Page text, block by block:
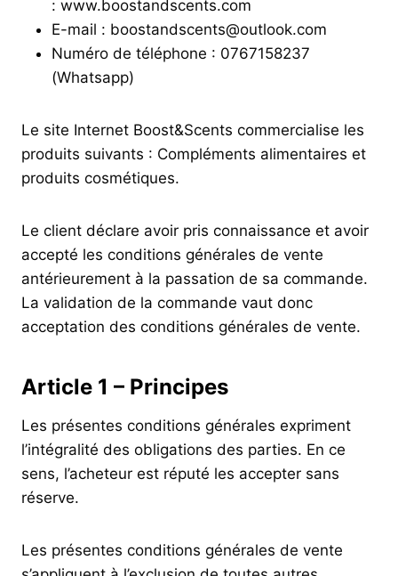
: www.boostandscents.com
E-mail : boostandscents@outlook.com
Numéro de téléphone : 0767158237
(Whatsapp)
Le site Internet Boost&Scents commercialise les
produits suivants : Compléments alimentaires et
produits cosmétiques.
Le client déclare avoir pris connaissance et avoir
accepté les conditions générales de vente
antérieurement à la passation de sa commande.
La validation de la commande vaut donc
acceptation des conditions générales de vente.
Article 1 – Principes
Les présentes conditions générales expriment
l’intégralité des obligations des parties. En ce
sens, l’acheteur est réputé les accepter sans
réserve.
Les présentes conditions générales de vente